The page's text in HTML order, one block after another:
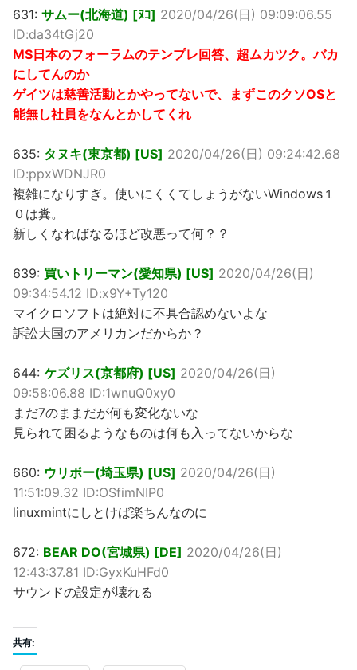
631: サムー(北海道) [ﾇｺ] 2020/04/26(日) 09:09:06.55
ID:da34tGj20
MS日本のフォーラムのテンプレ回答、超ムカツク。バカ
にしてんのか
ゲイツは慈善活動とかやってないで、まずこのクソOSと
能無し社員をなんとかしてくれ
635: タヌキ(東京都) [US] 2020/04/26(日) 09:24:42.68
ID:ppxWDNJR0
複雑になりすぎ。使いにくくてしょうがないWindows１
０は糞。
新しくなればなるほど改悪って何？？
639: 買いトリーマン(愛知県) [US] 2020/04/26(日)
09:34:54.12 ID:x9Y+Ty120
マイクロソフトは絶対に不具合認めないよな
訴訟大国のアメリカンだからか？
644: ケズリス(京都府) [US] 2020/04/26(日)
09:58:06.88 ID:1wnuQ0xy0
まだ7のままだが何も変化ないな
見られて困るようなものは何も入ってないからな
660: ウリボー(埼玉県) [US] 2020/04/26(日)
11:51:09.32 ID:OSfimNIP0
linuxmintにしとけば楽ちんなのに
672: BEAR DO(宮城県) [DE] 2020/04/26(日)
12:43:37.81 ID:GyxKuHFd0
サウンドの設定が壊れる
共有: